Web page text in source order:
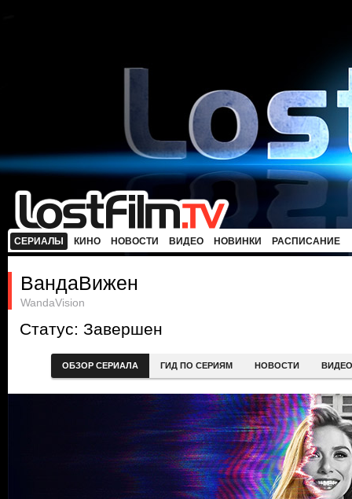
СЕРИАЛЫ КИНО НОВОСТИ ВИДЕО НОВИНКИ РАСПИСАНИЕ
ВандаВижен
WandaVision
Статус: Завершен
ОБЗОР СЕРИАЛА ГИД ПО СЕРИЯМ НОВОСТИ ВИДЕО